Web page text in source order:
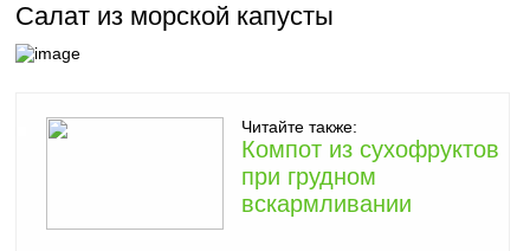
Салат из морской капусты
Читайте также:
Компот из сухофруктов
при грудном
вскармливании